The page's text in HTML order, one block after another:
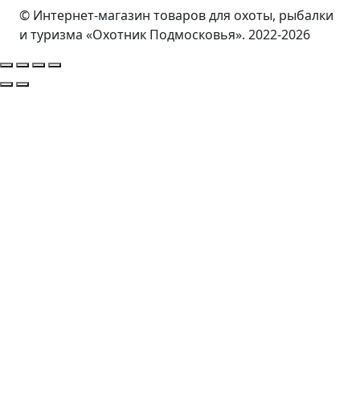
© Интернет-магазин товаров для охоты, рыбалки
и туризма «Охотник Подмосковья». 2022-2026